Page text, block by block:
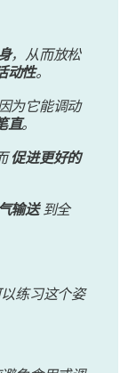
，从而放松
动性。
为它能调动
直。
促进更好的
输送到全
练习这个姿